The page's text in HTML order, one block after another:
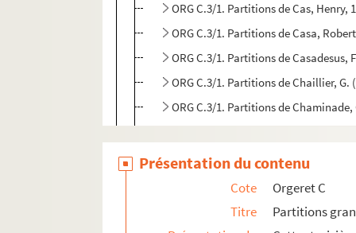
ORG C.3/1. Partitions de Cas, Henry,
ORG C.3/1. Partitions de Casa,
ORG C.3/1. Partitions de
ORG C.3/1. Partitions de Chaillier,
ORG C.3/1. Partitions de
ORG C.3/1. Partitions de
ORG C.3/1. Partitions de Chatau,
ORG C.3/1. Partitions de Chaudoir,
Présentation du contenu
Cote
Orgeret C
Titre
Partitions